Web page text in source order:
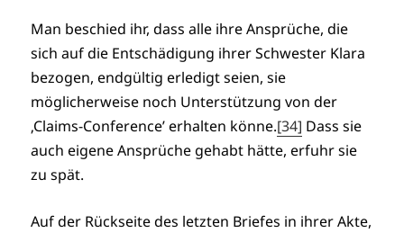
Man beschied ihr, dass alle ihre Ansprüche, die
sich auf die Entschädigung ihrer Schwester Klara
bezogen, endgültig erledigt seien, sie
möglicherweise noch Unterstützung von der
‚Claims-Conference’ erhalten könne.[34] Dass sie
auch eigene Ansprüche gehabt hätte, erfuhr sie
zu spät.
Auf der Rückseite des letzten Briefes in ihrer Akte,